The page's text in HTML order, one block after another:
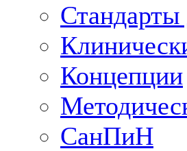
Стандарты
Концепции
СанПиН